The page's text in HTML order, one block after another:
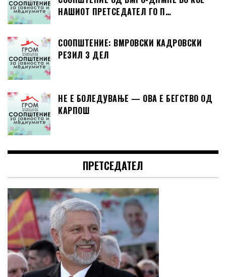
НАШИОТ ПРЕТСЕДАТЕЛ ГО П…
СООПШТЕНИЕ: ВМРОВСКИ КАДРОВСКИ
РЕЗИЛ 3 ДЕЛ
НЕ Е БОЛЕДУВАЊЕ — ОВА Е БЕГСТВО ОД
КАРПОШ
ПРЕТСЕДАТЕЛ